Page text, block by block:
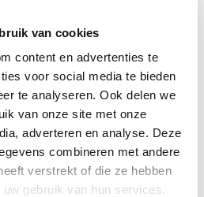
van cookies
content en advertenties te
voor social media te bieden
te analyseren. Ook delen we
van onze site met onze
adverteren en analyse. Deze
combineren met andere
verstrekt of die ze hebben
gebruik van hun services.
24 uur geen make-up
zodat je huid optimaal
Daarna kun je weer
gebruiken — bij voorkeur
dat je huid egaler, zuiverder
een gezonde glow die
wordt.